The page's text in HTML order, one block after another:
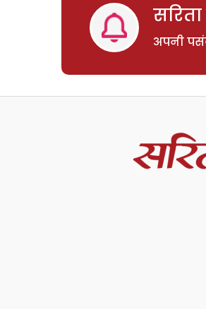
अपनी